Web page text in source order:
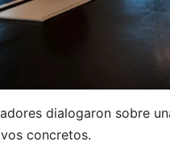
dialogaron sobre
concretos.